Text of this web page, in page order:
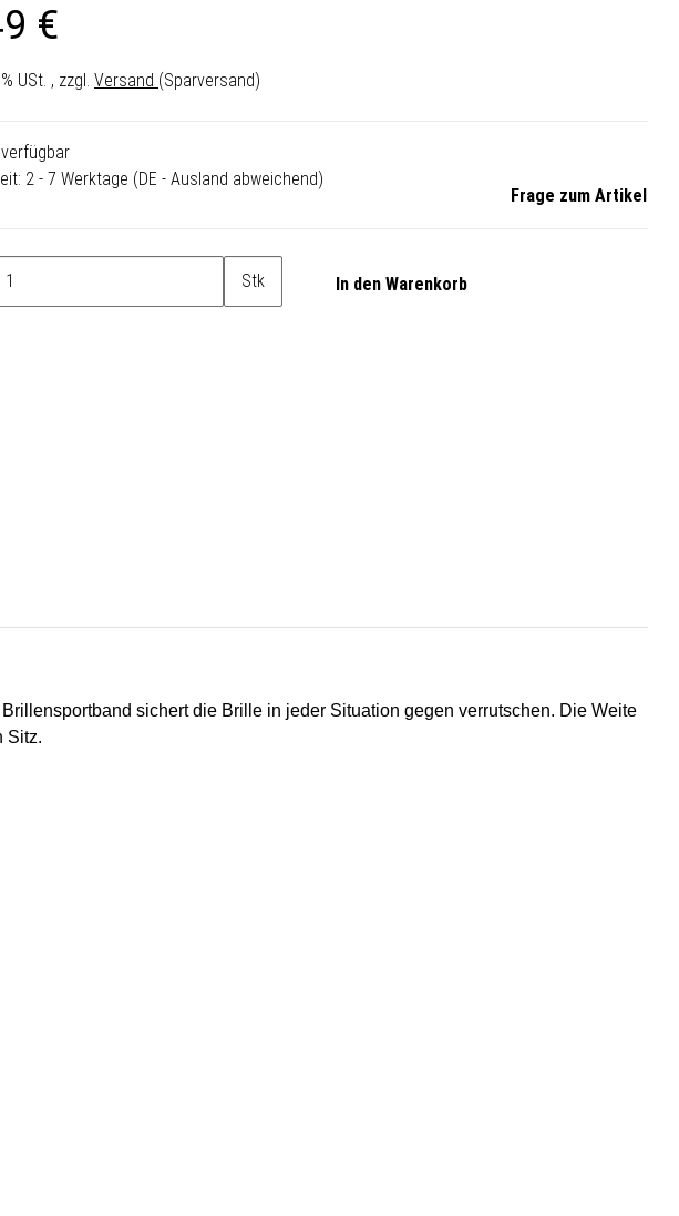
€
USt. , zzgl. Versand (Sparversand)
2 - 7 Werktage (DE - Ausland abweichend)
Frage zum Artikel
Stk In den Warenkorb
sichert die Brille in jeder Situation gegen verrutschen. Die Weite
Sitz.